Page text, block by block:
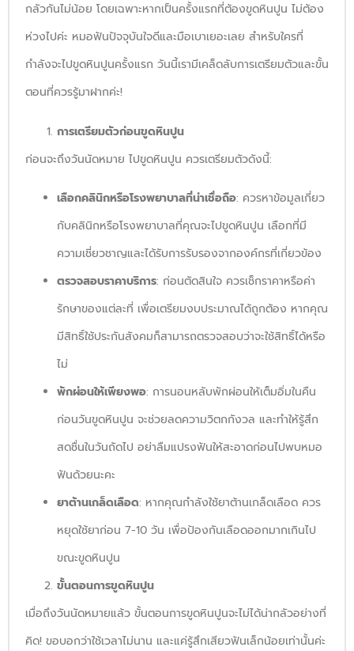
กลัวกันไม่น้อย โดยเฉพาะหากเป็นครั้งแรกที่ต้องขูดหินปูน ไม่ต้อง
ห่วงไปค่ะ หมอฟันปัจจุบันใจดีและมือเบาเยอะเลย สำหรับใครที่
กำลังจะไปขูดหินปูนครั้งแรก วันนี้เรามีเคล็ดลับการเตรียมตัวและขั้น
ตอนที่ควรรู้มาฝากค่ะ!
การเตรียมตัวก่อนขูดหินปูน
ก่อนจะถึงวันนัดหมาย ไปขูดหินปูน ควรเตรียมตัวดังนี้:
เลือกคลินิกหรือโรงพยาบาลที่น่าเชื่อถือ: ควรหาข้อมูลเกี่ยว
กับคลินิกหรือโรงพยาบาลที่คุณจะไปขูดหินปูน เลือกที่มี
ความเชี่ยวชาญและได้รับการรับรองจากองค์กรที่เกี่ยวข้อง
ตรวจสอบราคาบริการ: ก่อนตัดสินใจ ควรเช็กราคาหรือค่า
รักษาของแต่ละที่ เพื่อเตรียมงบประมาณได้ถูกต้อง หากคุณ
มีสิทธิ์ใช้ประกันสังคมก็สามารถตรวจสอบว่าจะใช้สิทธิ์ได้หรือ
ไม่
พักผ่อนให้เพียงพอ: การนอนหลับพักผ่อนให้เต็มอิ่มในคืน
ก่อนวันขูดหินปูน จะช่วยลดความวิตกกังวล และทำให้รู้สึก
สดชื่นในวันถัดไป อย่าลืมแปรงฟันให้สะอาดก่อนไปพบหมอ
ฟันด้วยนะคะ
ยาต้านเกล็ดเลือด: หากคุณกำลังใช้ยาต้านเกล็ดเลือด ควร
หยุดใช้ยาก่อน 7-10 วัน เพื่อป้องกันเลือดออกมากเกินไป
ขณะขูดหินปูน
ขั้นตอนการขูดหินปูน
เมื่อถึงวันนัดหมายแล้ว ขั้นตอนการขูดหินปูนจะไม่ได้น่ากลัวอย่างที่
คิด! ขอบอกว่าใช้เวลาไม่นาน และแค่รู้สึกเสียวฟันเล็กน้อยเท่านั้นค่ะ